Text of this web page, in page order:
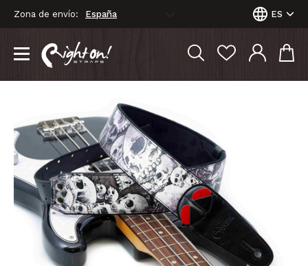
Zona de envío: ES